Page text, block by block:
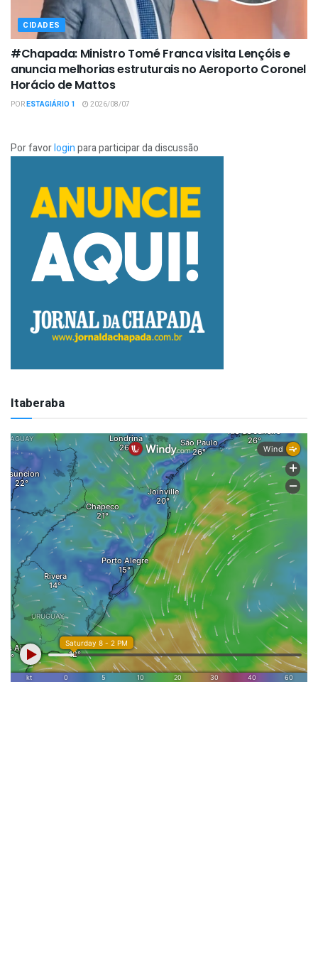
CIDADES
#Chapada: Ministro Tomé Franca visita Lençóis e
anuncia melhorias estruturais no Aeroporto Coronel
Horácio de Mattos
PORESTAGIÁRIO 1 2026/08/07
Por favorloginpara participar da discussão
Itaberaba